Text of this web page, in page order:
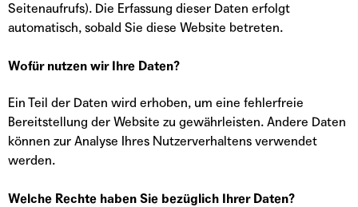
Seitenaufrufs). Die Erfassung dieser Daten erfolgt
automatisch, sobald Sie diese Website betreten.
Wofür nutzen wir Ihre Daten?
Ein Teil der Daten wird erhoben, um eine fehlerfreie
Bereitstellung der Website zu gewährleisten. Andere Daten
können zur Analyse Ihres Nutzerverhaltens verwendet
werden.
Welche Rechte haben Sie bezüglich Ihrer Daten?